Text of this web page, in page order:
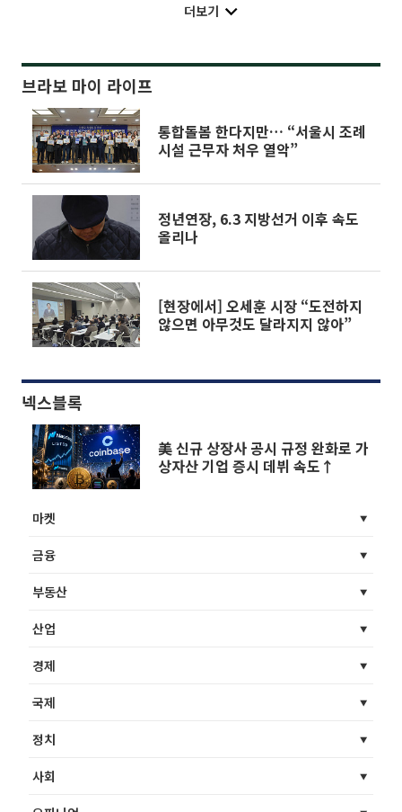
더보기
브라보 마이 라이프
통합돌봄 한다지만… “서울시 조례
시설 근무자 처우 열악”
정년연장, 6.3 지방선거 이후 속도
올리나
[현장에서] 오세훈 시장 “도전하지
않으면 아무것도 달라지지 않아”
넥스블록
美 신규 상장사 공시 규정 완화로 가
상자산 기업 증시 데뷔 속도↑
마켓
금융
부동산
산업
경제
국제
정치
사회